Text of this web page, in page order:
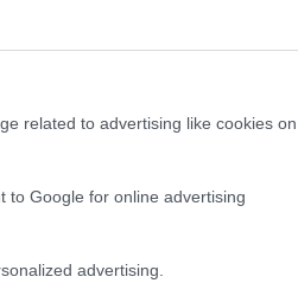
related to advertising like cookies on
to Google for online advertising
advertising.